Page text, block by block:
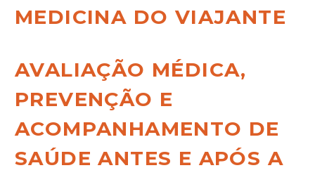
MEDICINA DO VIAJANTE
AVALIAÇÃO MÉDICA,
PREVENÇÃO E
ACOMPANHAMENTO DE
SAÚDE ANTES E APÓS A